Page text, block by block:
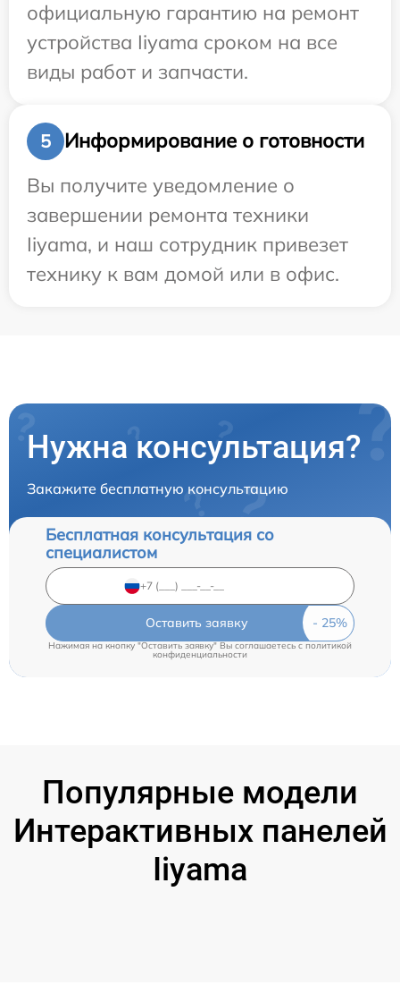
официальную гарантию на ремонт
устройства Iiyama сроком на все
виды работ и запчасти.
5
Информирование о готовности
Вы получите уведомление о
завершении ремонта техники
Iiyama, и наш сотрудник привезет
технику к вам домой или в офис.
Нужна консультация?
Закажите бесплатную консультацию
Бесплатная консультация со
специалистом
Оставить заявку
Нажимая на кнопку "Оставить заявку" Вы соглашаетесь cполитикой
конфиденциальности
Популярные модели
Интерактивных панелей
Iiyama